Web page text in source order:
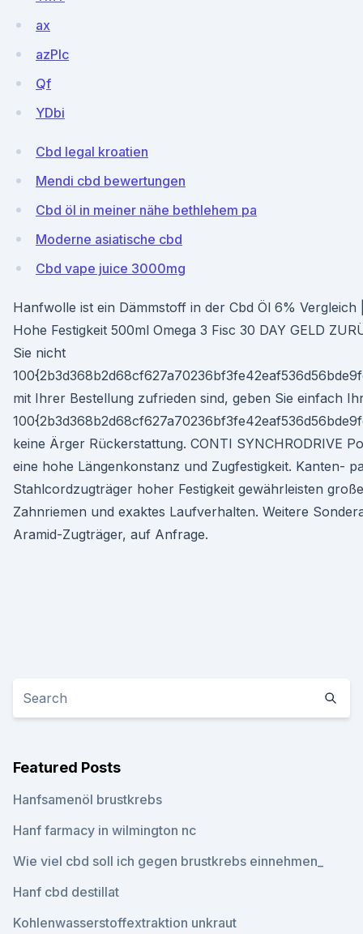
ax
azPIc
Qf
YDbi
Cbd legal kroatien
Mendi cbd bewertungen
Cbd öl in meiner nähe bethlehem pa
Moderne asiatische cbd
Cbd vape juice 3000mg
Hanfwolle ist ein Dämmstoff in der Cbd Öl 6% Vergleich
Hohe Festigkeit 500ml Omega 3 Fisc 30 DAY GELD
Sie nicht
mit Ihrer Bestellung zufrieden sind, geben Sie einfach
keine Ärger Rückerstattung. CONTI SYNCHRODRIVE
eine hohe Längenkonstanz und Zugfestigkeit. Kanten-
Stahlcordzugträger hoher Festigkeit gewährleisten
Zahnriemen und exaktes Laufverhalten. Weitere
Aramid-Zugträger, auf Anfrage.
Featured Posts
Hanfsamenöl brustkrebs
Hanf farmacy in wilmington nc
Wie viel cbd soll ich gegen brustkrebs einnehmen_
Hanf cbd destillat
Kohlenwasserstoffextraktion unkraut